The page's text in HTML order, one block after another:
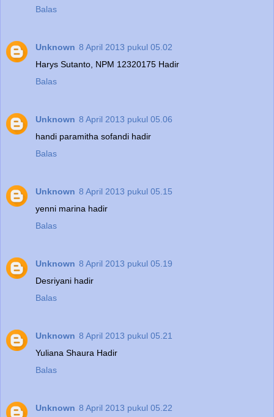
Balas
Unknown 8 April 2013 pukul 05.02
Harys Sutanto, NPM 12320175 Hadir
Balas
Unknown 8 April 2013 pukul 05.06
handi paramitha sofandi hadir
Balas
Unknown 8 April 2013 pukul 05.15
yenni marina hadir
Balas
Unknown 8 April 2013 pukul 05.19
Desriyani hadir
Balas
Unknown 8 April 2013 pukul 05.21
Yuliana Shaura Hadir
Balas
Unknown 8 April 2013 pukul 05.22